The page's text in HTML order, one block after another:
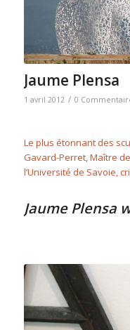
Jaume Plensa
1 avril 2012 / 0
Le plus étonnant des
Gavard-Perret,Maître
l’Université de Savoie,
Jaume Plensa